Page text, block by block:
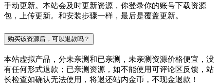
手动更新。本站会及时更新资源，你登录你的账号下载资源
包，上传更新。和安装步骤一样，最后是覆盖更新。
购买该资源后，可以退款吗？
本站虚拟产品，分未亲测和已亲测，未亲测资源价格便宜，没
有任何形式退款；已亲测资源，如不能使用可评论区反馈，站
长检查如确认无法使用，将退还站内金币，不现金退款！